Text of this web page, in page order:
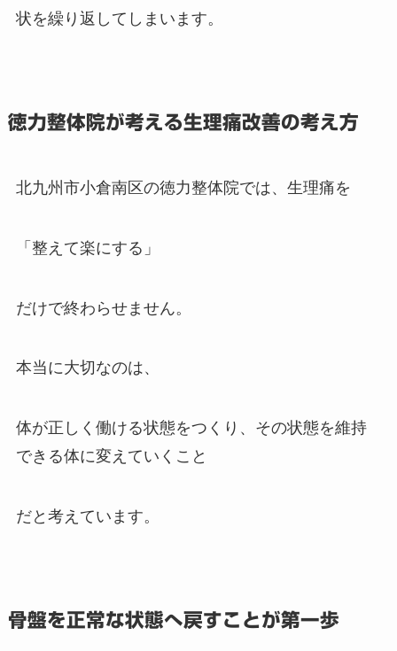
状を繰り返してしまいます。
徳力整体院が考える生理痛改善の考え方
北九州市小倉南区の徳力整体院では、生理痛を
「整えて楽にする」
だけで終わらせません。
本当に大切なのは、
体が正しく働ける状態をつくり、その状態を維持
できる体に変えていくこと
だと考えています。
骨盤を正常な状態へ戻すことが第一歩